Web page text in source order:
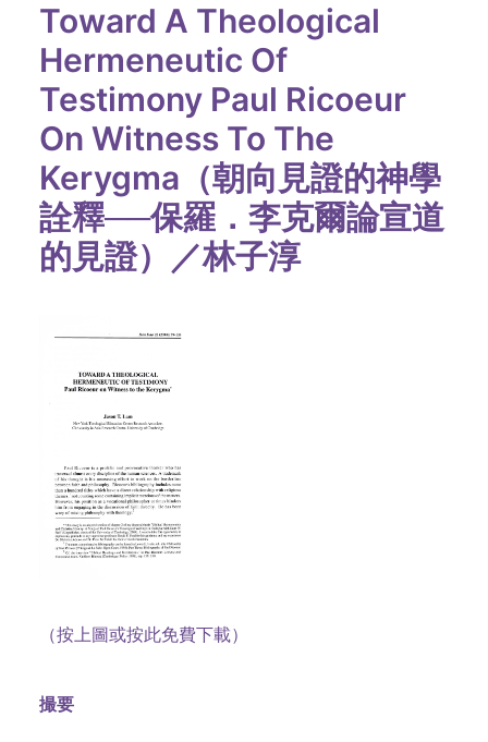
Toward A Theological
Hermeneutic Of
Testimony Paul Ricoeur
On Witness To The
Kerygma（朝向見證的神學
詮釋──保羅．李克爾論宣道
的見證）／林子淳
（按上圖或按此免費下載）
撮要